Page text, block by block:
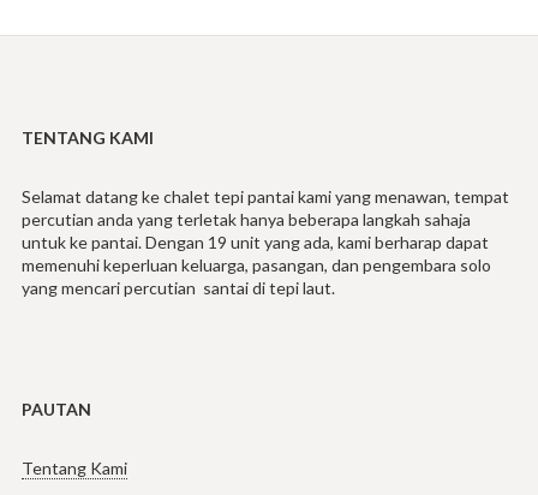
TENTANG KAMI
Selamat datang ke chalet tepi pantai kami yang menawan, tempat
percutian anda yang terletak hanya beberapa langkah sahaja
untuk ke pantai. Dengan 19 unit yang ada, kami berharap dapat
memenuhi keperluan keluarga, pasangan, dan pengembara solo
yang mencari percutian santai di tepi laut.
PAUTAN
Tentang Kami